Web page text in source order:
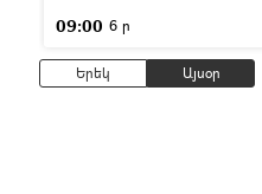
09:00 6 ր
Երեկ Այսօր